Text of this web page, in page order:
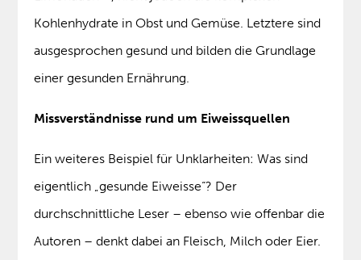
Kohlenhydrate in Obst und Gemüse. Letztere sind
ausgesprochen gesund und bilden die Grundlage
einer gesunden Ernährung.
Missverständnisse rund um Eiweissquellen
Ein weiteres Beispiel für Unklarheiten: Was sind
eigentlich „gesunde Eiweisse“? Der
durchschnittliche Leser – ebenso wie offenbar die
Autoren – denkt dabei an Fleisch, Milch oder Eier.